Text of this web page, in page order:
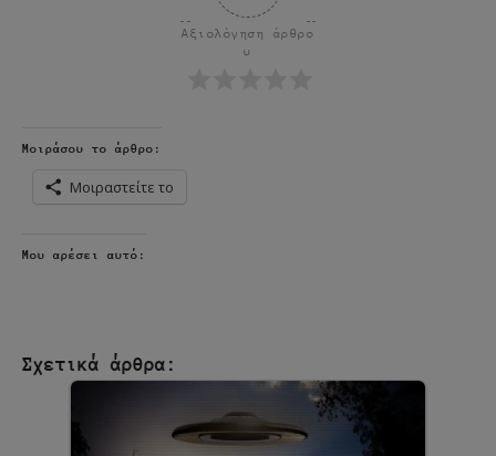
Αξιολόγηση άρθρο
υ
Μοιράσου το άρθρο:
Μοιραστείτε το
Μου αρέσει αυτό:
Σχετικά άρθρα: